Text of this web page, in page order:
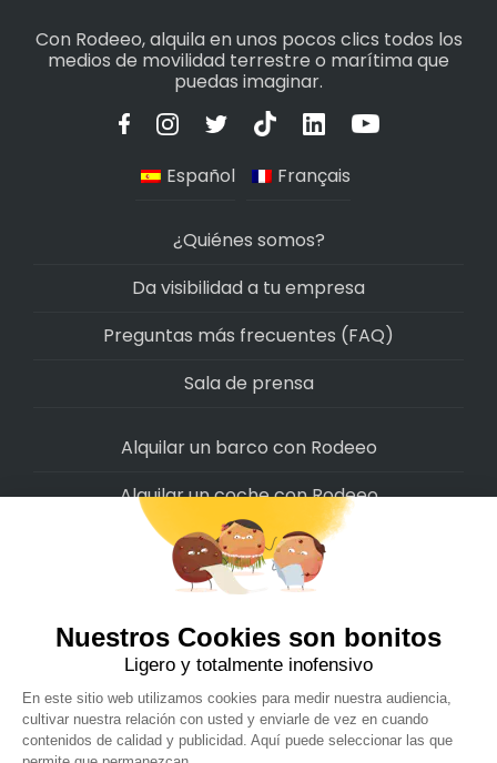
Con Rodeeo, alquila en unos pocos clics todos los
medios de movilidad terrestre o marítima que
puedas imaginar.
Español Français
¿Quiénes somos?
Da visibilidad a tu empresa
Preguntas más frecuentes (FAQ)
Sala de prensa
Alquilar un barco con Rodeeo
Alquilar un coche con Rodeeo
Alquilar una moto con Rodeeo
Alquilar una scooter con Rodeeo
Alquilar una bicicleta con Rodeeo
Alquilar una autocaravana con Rodeeo